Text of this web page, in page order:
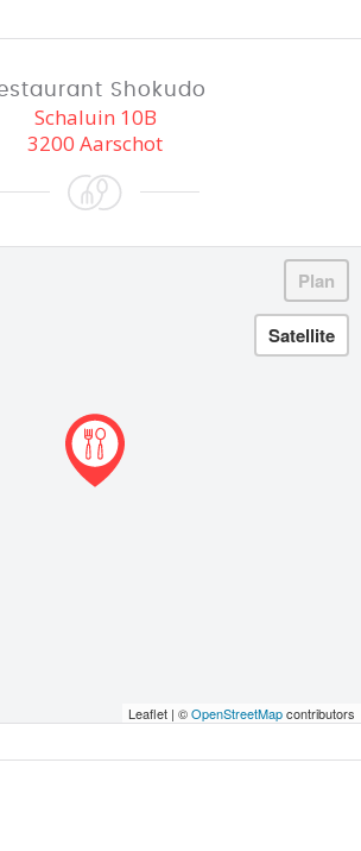
Shokudo
Schaluin 10B
3200 Aarschot
Leaflet | ©OpenStreetMapcontributors